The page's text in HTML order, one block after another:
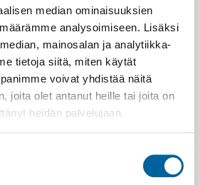
median ominaisuuksien
analysoimiseen. Lisäksi
mainosalan ja analytiikka-
tietoja siitä, miten käytät
voivat yhdistää näitä
joita olet antanut heille tai joita on
heidän palvelujaan.